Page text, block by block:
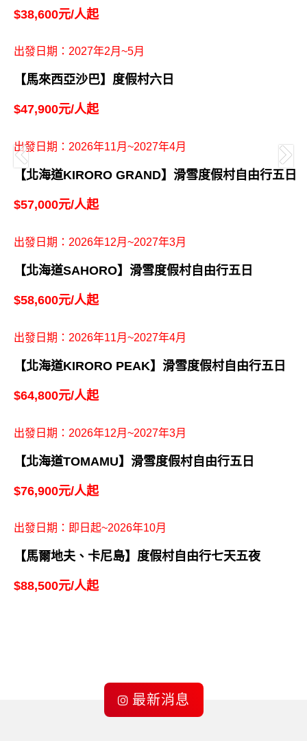
$38,600元/人起
出發日期：2027年2月~5月
【馬來西亞沙巴】度假村六日
$47,900元/人起
出發日期：2026年11月~2027年4月
【北海道KIRORO GRAND】滑雪度假村自由行五日
$57,000元/人起
出發日期：2026年12月~2027年3月
【北海道SAHORO】滑雪度假村自由行五日
$58,600元/人起
出發日期：2026年11月~2027年4月
【北海道KIRORO PEAK】滑雪度假村自由行五日
$64,800元/人起
出發日期：2026年12月~2027年3月
【北海道TOMAMU】滑雪度假村自由行五日
$76,900元/人起
出發日期：即日起~2026年10月
【馬爾地夫、卡尼島】度假村自由行七天五夜
$88,500元/人起
最新消息